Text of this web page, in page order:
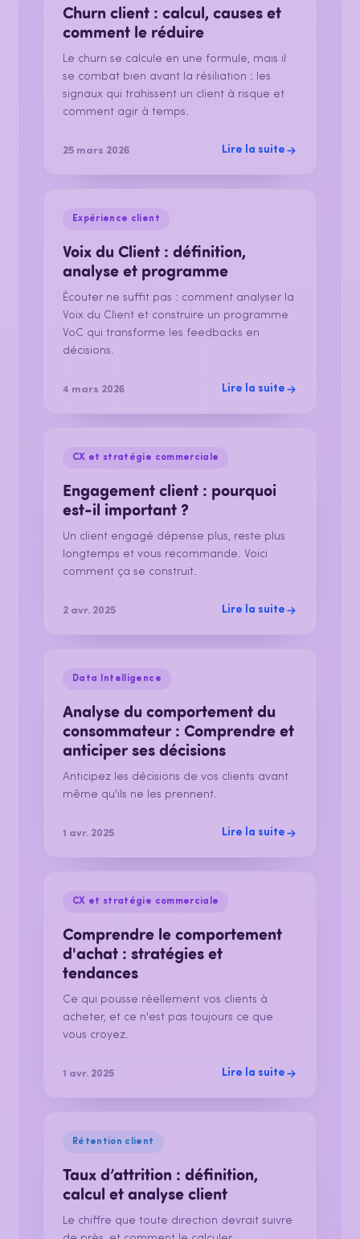
Churn client : calcul, causes et
comment le réduire
Le churn se calcule en une formule, mais il
se combat bien avant la résiliation : les
signaux qui trahissent un client à risque et
comment agir à temps.
25 mars 2026 Lire la suite
Expérience client
Voix du Client : définition,
analyse et programme
Écouter ne suffit pas : comment analyser la
Voix du Client et construire un programme
VoC qui transforme les feedbacks en
décisions.
4 mars 2026 Lire la suite
CX et stratégie commerciale
Engagement client : pourquoi
est-il important ?
Un client engagé dépense plus, reste plus
longtemps et vous recommande. Voici
comment ça se construit.
2 avr. 2025 Lire la suite
Data Intelligence
Analyse du comportement du
consommateur : Comprendre et
anticiper ses décisions
Anticipez les décisions de vos clients avant
même qu'ils ne les prennent.
1 avr. 2025 Lire la suite
CX et stratégie commerciale
Comprendre le comportement
d'achat : stratégies et
tendances
Ce qui pousse réellement vos clients à
acheter, et ce n'est pas toujours ce que
vous croyez.
1 avr. 2025 Lire la suite
Rétention client
Taux d’attrition : définition,
calcul et analyse client
Le chiffre que toute direction devrait suivre